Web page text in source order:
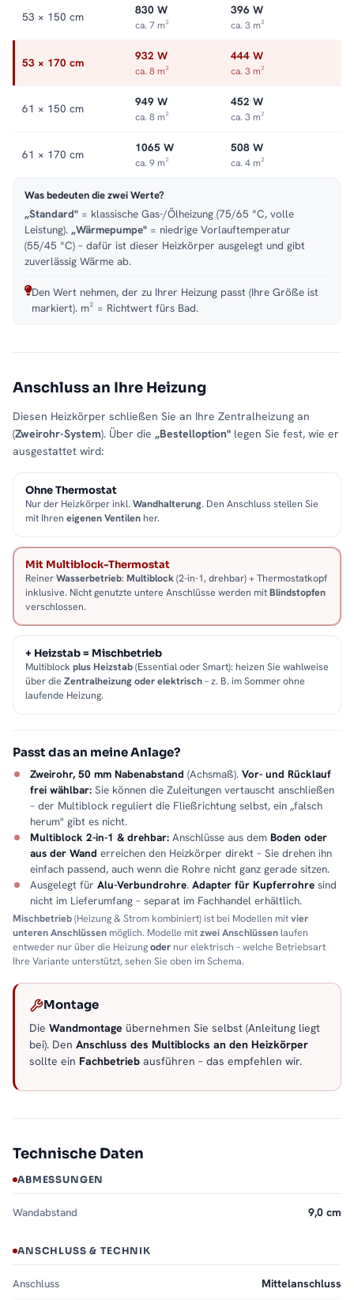
53 × 150 cm 830 W
ca. 7 m²
396 W
ca. 3 m²
53 × 170 cm 932 W
ca. 8 m²
444 W
ca. 3 m²
61 × 150 cm 949 W
ca. 8 m²
452 W
ca. 3 m²
61 × 170 cm 1065 W
ca. 9 m²
508 W
ca. 4 m²
Was bedeuten die zwei Werte?
„Standard" = klassische Gas-/Ölheizung (75/65 °C, volle
Leistung). „Wärmepumpe" = niedrige Vorlauftemperatur
(55/45 °C) – dafür ist dieser Heizkörper ausgelegt und gibt
zuverlässig Wärme ab.
Den Wert nehmen, der zu Ihrer Heizung passt (Ihre Größe ist
markiert). m² = Richtwert fürs Bad.
Anschluss an Ihre Heizung
Diesen Heizkörper schließen Sie an Ihre Zentralheizung an
(Zweirohr-System). Über die „Bestelloption" legen Sie fest, wie er
ausgestattet wird:
Ohne Thermostat
Nur der Heizkörper inkl. Wandhalterung. Den Anschluss stellen Sie
mit Ihren eigenen Ventilen her.
Mit Multiblock-Thermostat
ReinerWasserbetrieb: Multiblock(2-in-1, drehbar) + Thermostatkopf
inklusive. Nicht genutzte untere Anschlüsse werden mitBlindstopfen
verschlossen.
+ Heizstab = Mischbetrieb
Multiblock plus Heizstab(Essential oder Smart): heizen Sie wahlweise
über die Zentralheizung oder elektrisch– z. B. im Sommer ohne
laufende Heizung.
Passt das an meine Anlage?
Zweirohr, 50 mm Nabenabstand (Achsmaß). Vor- und Rücklauf
frei wählbar: Sie können die Zuleitungen vertauscht anschließen
– der Multiblock reguliert die Fließrichtung selbst, ein „falsch
herum" gibt es nicht.
Multiblock 2-in-1 & drehbar: Anschlüsse aus dem Boden oder
aus der Wand erreichen den Heizkörper direkt – Sie drehen ihn
einfach passend, auch wenn die Rohre nicht ganz gerade sitzen.
Ausgelegt für Alu-Verbundrohre. Adapter für Kupferrohre sind
nicht im Lieferumfang – separat im Fachhandel erhältlich.
Mischbetrieb(Heizung & Strom kombiniert) ist bei Modellen mitvier
unteren Anschlüssen möglich. Modelle mitzwei Anschlüssen laufen
entweder nur über die Heizungoder nur elektrisch – welche Betriebsart
Ihre Variante unterstützt, sehen Sie oben im Schema.
Montage
Die Wandmontage übernehmen Sie selbst (Anleitung liegt
bei). Den Anschluss des Multiblocks an den Heizkörper
sollte ein Fachbetrieb ausführen – das empfehlen wir.
Technische Daten
ABMESSUNGEN
Wandabstand 9,0 cm
ANSCHLUSS & TECHNIK
Anschluss Mittelanschluss